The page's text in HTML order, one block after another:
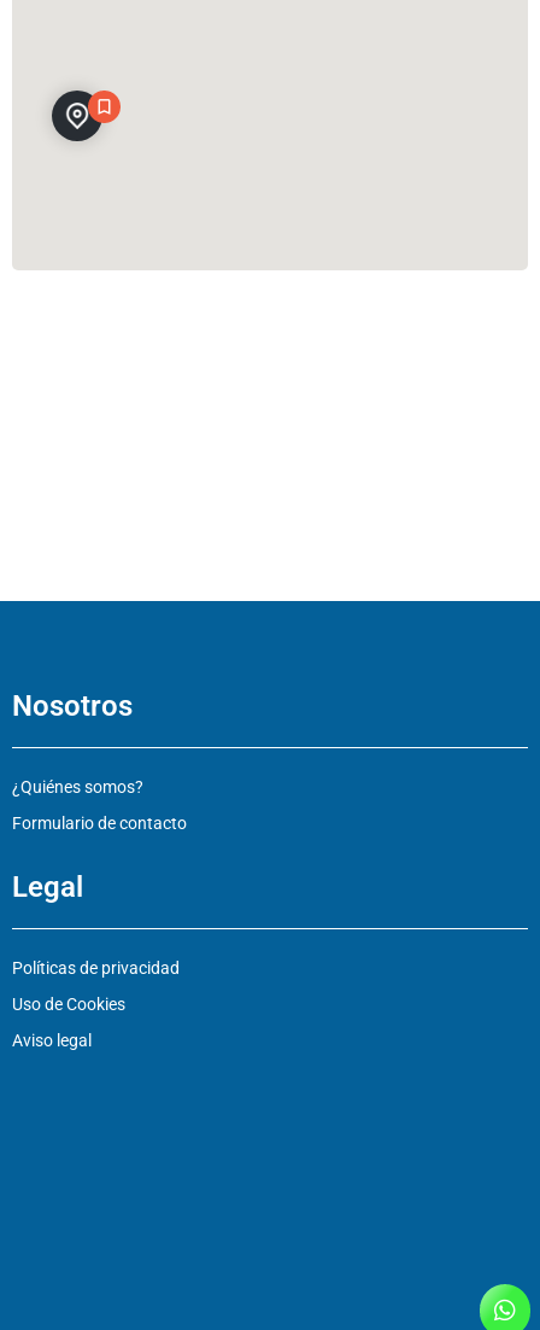
Nosotros
¿Quiénes somos?
Formulario de contacto
Legal
Políticas de privacidad
Uso de Cookies
Aviso legal